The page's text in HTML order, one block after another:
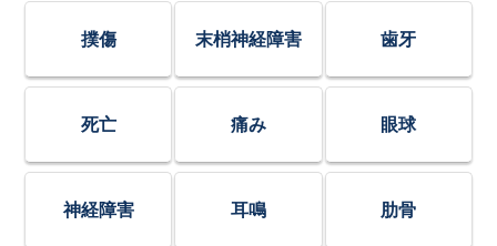
撲傷 末梢神経障害 歯牙
死亡 痛み 眼球
神経障害 耳鳴 肋骨